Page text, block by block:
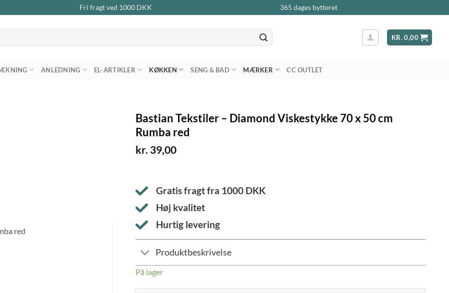
Fri fragt ved 1000DKK 365 dages bytteret
KR.0,00
ANLEDNING EL-ARTIKLER KØKKEN SENG & BAD MÆRKER CC OUTLET
Bastian Tekstiler – Diamond Viskestykke 70 x 50 cm
Rumba red
kr. 39,00
Gratis fragt fra 1000 DKK
Høj kvalitet
Hurtig levering
Produktbeskrivelse
På lager